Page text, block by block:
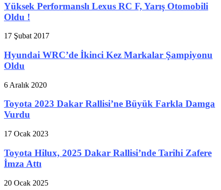
Yüksek Performanslı Lexus RC F, Yarış Otomobili
Oldu !
17 Şubat 2017
Hyundai WRC’de İkinci Kez Markalar Şampiyonu
Oldu
6 Aralık 2020
Toyota 2023 Dakar Rallisi’ne Büyük Farkla Damga
Vurdu
17 Ocak 2023
Toyota Hilux, 2025 Dakar Rallisi’nde Tarihi Zafere
İmza Attı
20 Ocak 2025